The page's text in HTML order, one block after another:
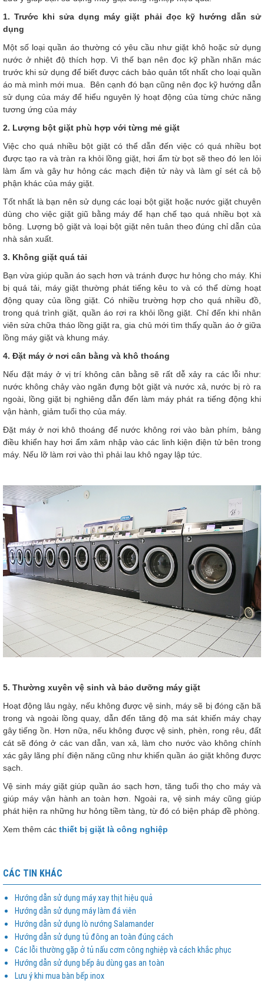
1. Trước khi sửa dụng máy giặt phải đọc kỹ hướng dẫn sử
dụng
Một số loại quần áo thường có yêu cầu như giặt khô hoặc sử dụng
nước ở nhiệt độ thích hợp. Vì thế bạn nên đọc kỹ phần nhãn mác
trước khi sử dụng để biết được cách bảo quản tốt nhất cho loại quần
áo mà mình mới mua. Bên cạnh đó bạn cũng nên đọc kỹ hướng dẫn
sử dụng của máy để hiểu nguyên lý hoạt động của từng chức năng
tương ứng của máy
2. Lượng bột giặt phù hợp với từng mẻ giặt
Việc cho quá nhiều bột giặt có thể dẫn đến việc có quá nhiều bọt
được tạo ra và tràn ra khỏi lồng giặt, hơi ẩm từ bọt sẽ theo đó len lỏi
làm ẩm và gây hư hỏng các mạch điện tử này và làm gỉ sét cả bộ
phận khác của máy giặt.
Tốt nhất là bạn nên sử dụng các loại bột giặt hoặc nước giặt chuyên
dùng cho việc giặt giũ bằng máy để hạn chế tạo quá nhiều bọt xà
bông. Lượng bộ giặt và loại bột giặt nên tuân theo đúng chỉ dẫn của
nhà sản xuất.
3. Không giặt quá tải
Bạn vừa giúp quần áo sạch hơn và tránh được hư hỏng cho máy. Khi
bị quá tải, máy giặt thường phát tiếng kêu to và có thể dừng hoạt
động quay của lồng giặt. Có nhiều trường hợp cho quá nhiều đồ,
trong quá trình giặt, quần áo rơi ra khỏi lồng giặt. Chỉ đến khi nhân
viên sửa chữa tháo lồng giặt ra, gia chủ mới tìm thấy quần áo ở giữa
lồng máy giặt và khung máy.
4. Đặt máy ở nơi cân bằng và khô thoáng
Nếu đặt máy ở vị trí không cân bằng sẽ rất dễ xảy ra các lỗi như:
nước không chảy vào ngăn đựng bột giặt và nước xả, nước bị rò ra
ngoài, lồng giặt bị nghiêng dẫn đến làm máy phát ra tiếng động khi
vận hành, giảm tuổi thọ của máy.
Đặt máy ở nơi khô thoáng để nước không rơi vào bàn phím, bảng
điều khiển hay hơi ẩm xâm nhập vào các linh kiện điện tử bên trong
máy. Nếu lỡ làm rơi vào thì phải lau khô ngay lập tức.
5. Thường xuyên vệ sinh và bảo dưỡng máy giặt
Hoạt động lâu ngày, nếu không được vệ sinh, máy sẽ bị đóng cặn bã
trong và ngoài lồng quay, dẫn đến tăng độ ma sát khiến máy chạy
gây tiếng ồn. Hơn nữa, nếu không được vệ sinh, phèn, rong rêu, đất
cát sẽ đóng ở các van dẫn, van xả, làm cho nước vào không chính
xác gây lãng phí điện năng cũng như khiến quần áo giặt không được
sạch.
Vệ sinh máy giặt giúp quần áo sạch hơn, tăng tuổi thọ cho máy và
giúp máy vận hành an toàn hơn. Ngoài ra, vệ sinh máy cũng giúp
phát hiện ra những hư hỏng tiềm tàng, từ đó có biện pháp đề phòng.
Xem thêm các thiết bị giặt là công nghiệp
CÁC TIN KHÁC
Hướng dẫn sử dụng máy xay thịt hiệu quả
Hướng dẫn sử dụng máy làm đá viên
Hướng dẫn sử dụng lò nướng Salamander
Hướng dẫn sử dụng tủ đông an toàn đúng cách
Các lỗi thường gặp ở tủ nấu cơm công nghiệp và cách khắc phục
Hướng dẫn sử dụng bếp âu dùng gas an toàn
Lưu ý khi mua bàn bếp inox